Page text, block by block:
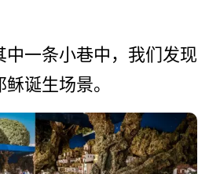
中一条小巷­中，我们发现
诞生场景。